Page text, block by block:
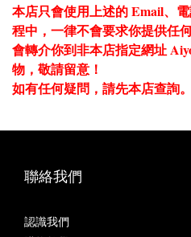
本店只會使用上述的 Email、
程中，一律不會要求你提供任
會轉介你到非本店指定網址
物，敬請留意！
如有任何疑問，請先本店查詢。
聯絡我們
認識我們